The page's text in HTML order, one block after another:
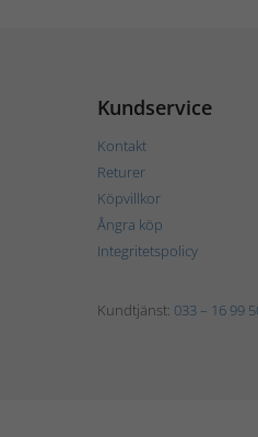
Kundservice
Kontakt
Returer
Köpvillkor
Ångra köp
Integritetspolicy
Kundtjänst: 033 – 16 99